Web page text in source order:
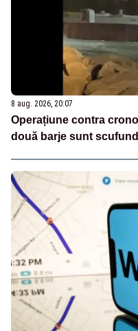
8 aug. 2026, 20:07
Operațiune contra
două barje sunt